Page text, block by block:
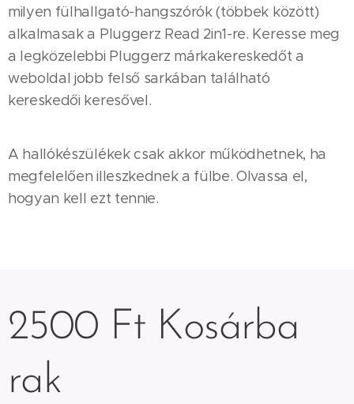
milyen fülhallgató-hangszórók (többek között)
alkalmasak a Pluggerz Read 2in1-re. Keresse meg
a legközelebbi Pluggerz márkakereskedőt a
weboldal jobb felső sarkában található
kereskedői keresővel.
A hallókészülékek csak akkor működhetnek, ha
megfelelően illeszkednek a fülbe. Olvassa el,
hogyan kell ezt tennie.
2500 Ft Kosárba
rak